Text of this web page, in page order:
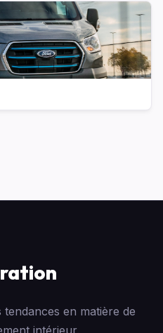
en matière de
intérieur.